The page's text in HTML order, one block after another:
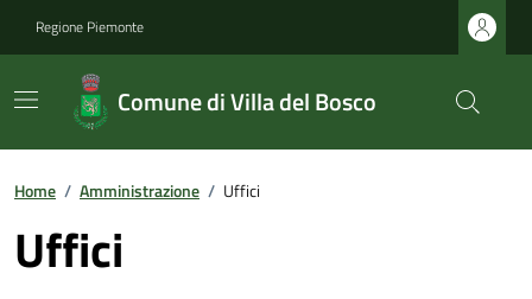
Regione Piemonte
Comune di Villa del Bosco
Home / Amministrazione / Uffici
Uffici